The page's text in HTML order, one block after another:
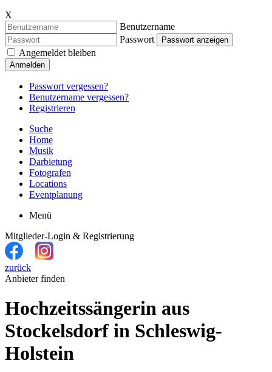
X
Benutzername
Passwort
Passwort anzeigen
Angemeldet bleiben
Anmelden
Passwort vergessen?
Benutzername vergessen?
Registrieren
Suche
Home
Musik
Darbietung
Fotografen
Locations
Eventplanung
Menü
Mitglieder-Login & Registrierung
zurück
Anbieter finden
Hochzeitssängerin aus
Stockelsdorf in Schleswig-
Holstein